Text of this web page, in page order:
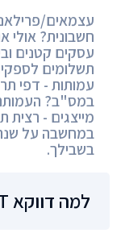
עצמאים/
חשבונית? אולי
עסקים קטנים
תשלומים
עמותות - דפי
במס"ב?
מייצגים - רצית
בשבילך.
למה דווקא SUMIT?